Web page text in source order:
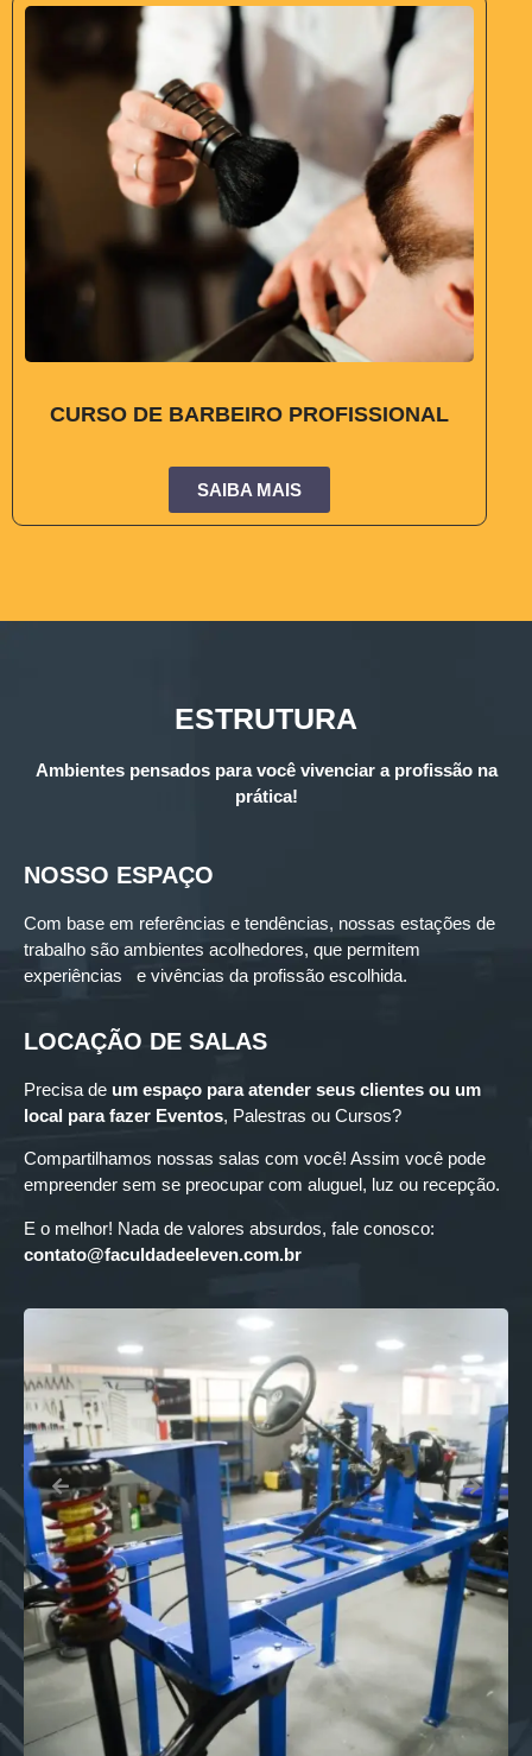
CURSO DE BARBEIRO PROFISSIONAL
SAIBA MAIS
ESTRUTURA
Ambientes pensados para você vivenciar a profissão na
prática!
NOSSO ESPAÇO
Com base em referências e tendências, nossas estações de
trabalho são ambientes acolhedores, que permitem
experiências e vivências da profissão escolhida.
LOCAÇÃO DE SALAS
Precisa de um espaço para atender seus clientes ou um
local para fazer Eventos, Palestras ou Cursos?
Compartilhamos nossas salas com você! Assim você pode
empreender sem se preocupar com aluguel, luz ou recepção.
E o melhor! Nada de valores absurdos, fale conosco:
contato@faculdadeeleven.com.br